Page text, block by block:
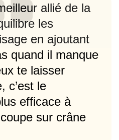
allié de la
les
en ajoutant
quand il manque
te laisser
c’est le
efficace à
sur crâne